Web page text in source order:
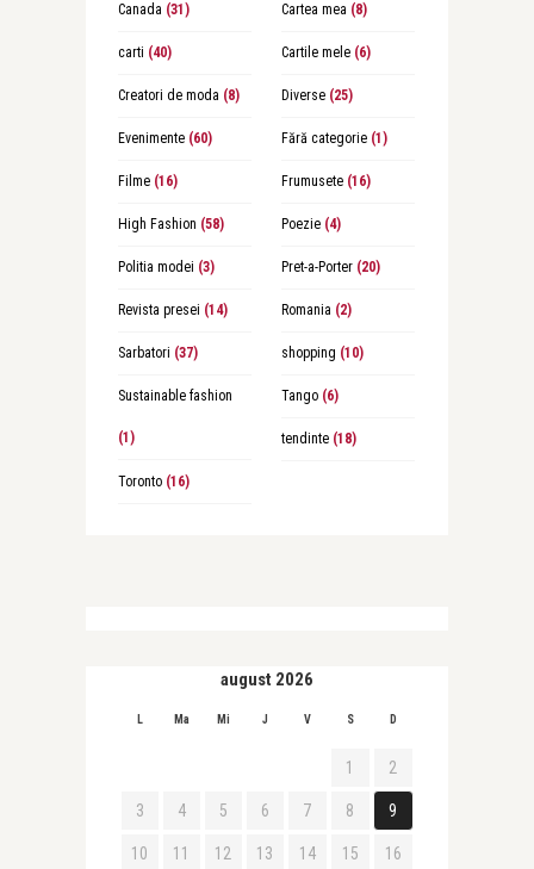
Canada (31) Cartea mea (8)
carti (40) Cartile mele(6)
Creatori de moda (8) Diverse(25)
Evenimente(60) Fără categorie(1)
Filme(16) Frumusete(16)
High Fashion (58) Poezie(4)
Politia modei (3) Pret-a-Porter(20)
Revista presei (14) Romania (2)
Sarbatori (37) shopping (10)
Sustainable fashion
(1)
Tango(6)
tendinte(18)
Toronto(16)
august 2026
L Ma Mi J V S D
1 2
3 4 5 6 7 8 9
10 11 12 13 14 15 16